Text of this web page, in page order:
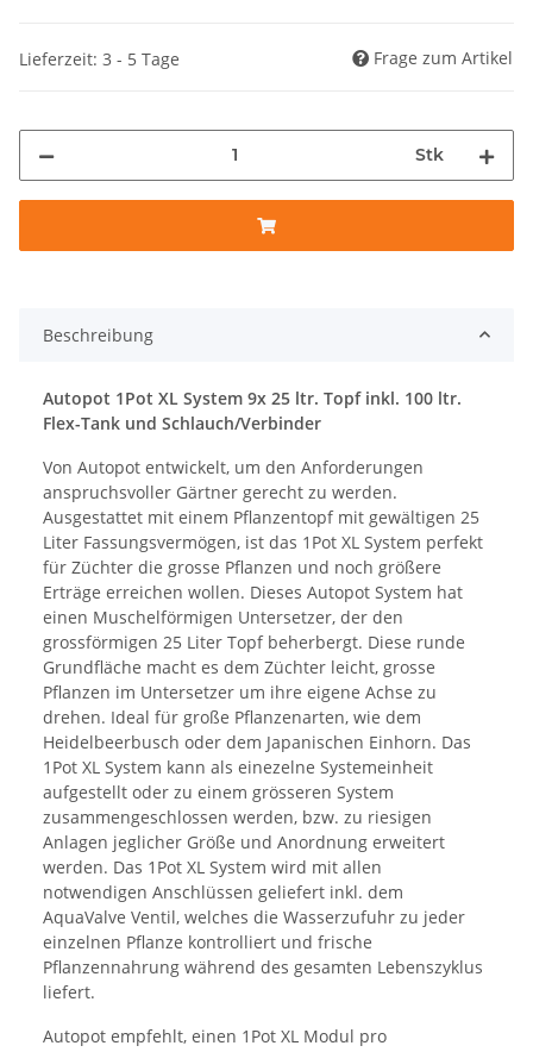
Lieferzeit: 3 - 5 Tage Frage zum Artikel
Stk
Beschreibung
Autopot 1Pot XL System 9x 25 ltr. Topf inkl. 100 ltr.
Flex-Tank und Schlauch/Verbinder
Von Autopot entwickelt, um den Anforderungen
anspruchsvoller Gärtner gerecht zu werden.
Ausgestattet mit einem Pflanzentopf mit gewältigen 25
Liter Fassungsvermögen, ist das 1Pot XL System perfekt
für Züchter die grosse Pflanzen und noch größere
Erträge erreichen wollen. Dieses Autopot System hat
einen Muschelförmigen Untersetzer, der den
grossförmigen 25 Liter Topf beherbergt. Diese runde
Grundfläche macht es dem Züchter leicht, grosse
Pflanzen im Untersetzer um ihre eigene Achse zu
drehen. Ideal für große Pflanzenarten, wie dem
Heidelbeerbusch oder dem Japanischen Einhorn. Das
1Pot XL System kann als einezelne Systemeinheit
aufgestellt oder zu einem grösseren System
zusammengeschlossen werden, bzw. zu riesigen
Anlagen jeglicher Größe und Anordnung erweitert
werden. Das 1Pot XL System wird mit allen
notwendigen Anschlüssen geliefert inkl. dem
AquaValve Ventil, welches die Wasserzufuhr zu jeder
einzelnen Pflanze kontrolliert und frische
Pflanzennahrung während des gesamten Lebenszyklus
liefert.
Autopot empfehlt, einen 1Pot XL Modul pro